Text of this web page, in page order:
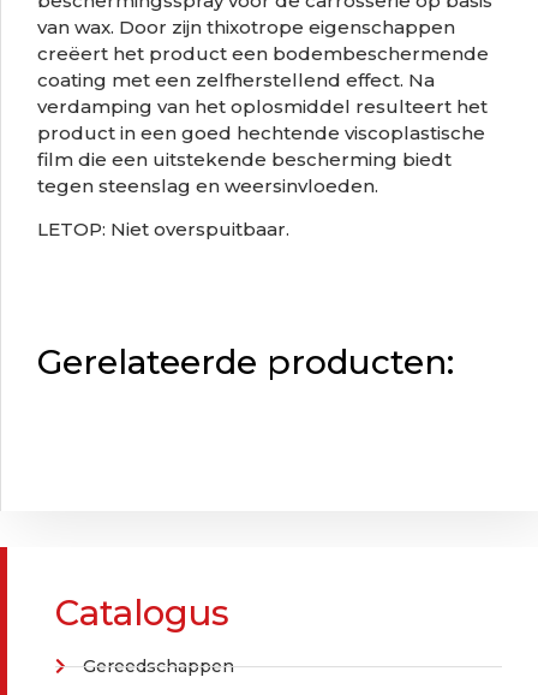
Catalogus
Gereedschappen
van wax. Door zijn thixotrope eigenschappen
creëert het product een bodembeschermende
coating met een zelfherstellend effect. Na
verdamping van het oplosmiddel resulteert het
product in een goed hechtende viscoplastische
film die een uitstekende bescherming biedt
tegen steenslag en weersinvloeden.
LETOP: Niet overspuitbaar.
Gerelateerde producten: